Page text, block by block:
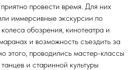
провести время. Для них
иммерсивные экскурсии по
обозрения, кинотеатра и
и возможность съездить за
этого, проводились мастер-классы
и старинной культуры